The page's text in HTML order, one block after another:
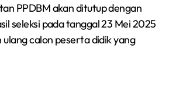
PPDBM akan ditutup dengan
seleksi pada tanggal 23 Mei 2025
calon peserta didik yang